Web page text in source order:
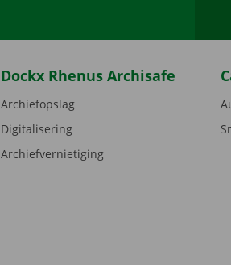
Dockx Rhenus Archisafe
Archiefopslag
Digitalisering
Archiefvernietiging